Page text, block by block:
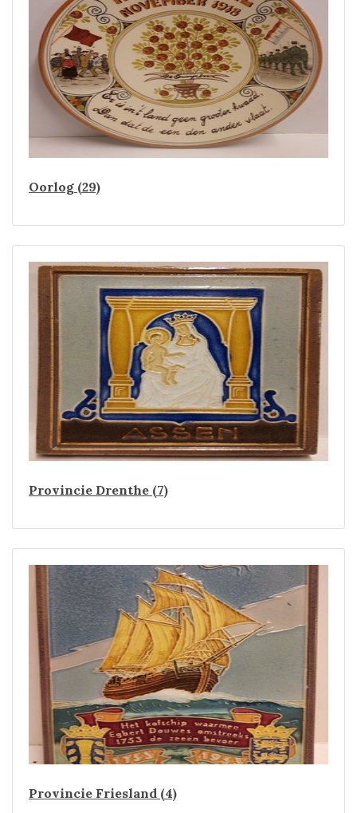
Oorlog (29)
Provincie Drenthe (7)
Provincie Friesland (4)